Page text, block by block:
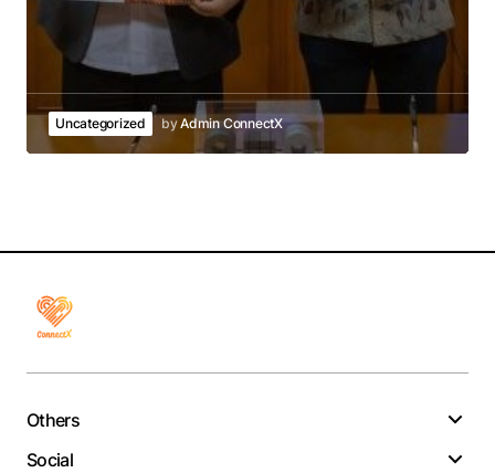
Uncategorized byAdmin ConnectX
Others
Social